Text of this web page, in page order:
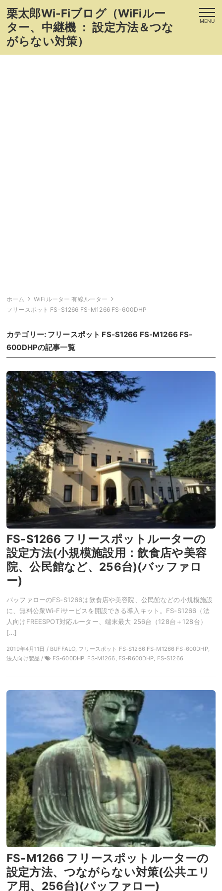
栗太郎Wi-Fiブログ（WiFiルー
ター、中継機 ： 設定方法＆つな
がらない対策）
MENU
ホーム
WiFiルーター 有線ルーター
フリースポット FS-S1266 FS-M1266 FS-600DHP
カテゴリー: フリースポット FS-S1266 FS-M1266 FS-
600DHPの記事一覧
FS-S1266 フリースポットルーターの
設定方法(小規模施設用：飲食店や美容
院、公民館など、256台)(バッファロ
ー)
バッファローのFS-S1266は飲食店や美容院、公民館などの小規模施設
に、無料公衆Wi-Fiサービスを開設できる導入キット。FS-S1266（法
人向けFREESPOT対応ルーター、端末最大 256台（128台＋128台）
[…]
2019年4月11日 / BUFFALO, フリースポット FS-S1266 FS-M1266 FS-600DHP,
法人向け製品 /
FS-600DHP, FS-M1266, FS-R600DHP, FS-S1266
FS-M1266 フリースポットルーターの
設定方法、つながらない対策(公共エリ
ア用、256台)(バッファロー)